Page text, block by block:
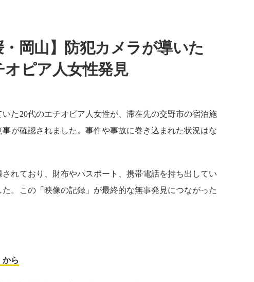
・岡山】防犯カメラが導いた
ピア人女性発見
た20代のエチオピア人女性が、滞在先の交野市の宿泊施
が確認されました。事件や事故に巻き込まれた状況はな
れており、財布やパスポート、携帯電話を持ち出してい
。この「映像の記録」が最終的な無事発見につながった
から